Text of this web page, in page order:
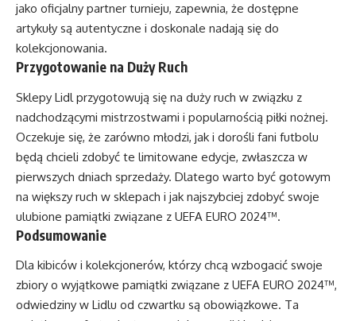
jako oficjalny partner turnieju, zapewnia, że dostępne
artykuły są autentyczne i doskonale nadają się do
kolekcjonowania.
Przygotowanie na Duży Ruch
Sklepy Lidl przygotowują się na duży ruch w związku z
nadchodzącymi mistrzostwami i popularnością piłki nożnej.
Oczekuje się, że zarówno młodzi, jak i dorośli fani futbolu
będą chcieli zdobyć te limitowane edycje, zwłaszcza w
pierwszych dniach sprzedaży. Dlatego warto być gotowym
na większy ruch w sklepach i jak najszybciej zdobyć swoje
ulubione pamiątki związane z UEFA EURO 2024™.
Podsumowanie
Dla kibiców i kolekcjonerów, którzy chcą wzbogacić swoje
zbiory o wyjątkowe pamiątki związane z UEFA EURO 2024™,
odwiedziny w Lidlu od czwartku są obowiązkowe. Ta